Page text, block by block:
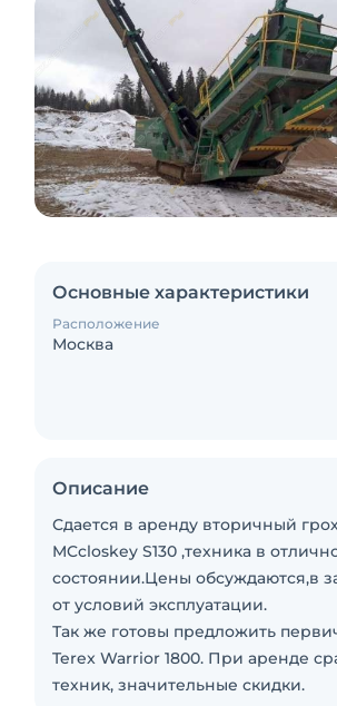
Основные характеристики
Расположение
Москва
Описание
Сдается в аренду вторичный
MCcloskey S130 ,техника в
состоянии.Цены обсуждаются,в
от условий эксплуатации.
Так же готовы предложить
Terex Warrior 1800. При аренде
техник, значительные скидки.